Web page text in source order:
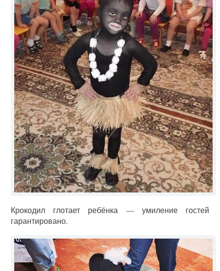
Крокодил глотает ребёнка — умиление гостей
гарантировано.